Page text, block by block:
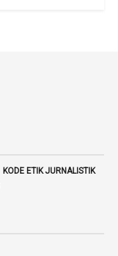
KODE ETIK JURNALISTIK